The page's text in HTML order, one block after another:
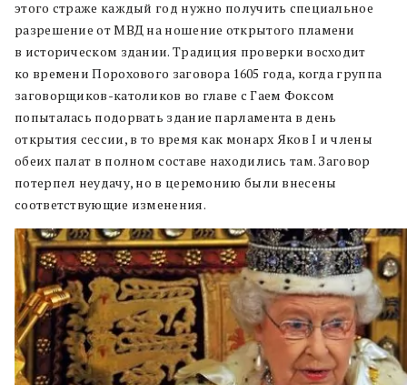
этого страже каждый год нужно получить специальное
разрешение от МВД на ношение открытого пламени
в историческом здании. Традиция проверки восходит
ко времени Порохового заговора 1605 года, когда группа
заговорщиков-католиков во главе с Гаем Фоксом
попыталась подорвать здание парламента в день
открытия сессии, в то время как монарх Яков I и члены
обеих палат в полном составе находились там. Заговор
потерпел неудачу, но в церемонию были внесены
соответствующие изменения.